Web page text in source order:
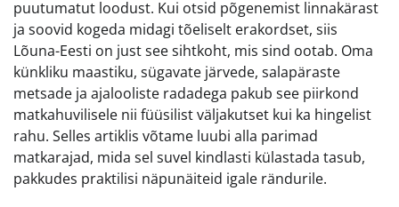
puutumatut loodust. Kui otsid põgenemist linnakärast
ja soovid kogeda midagi tõeliselt erakordset, siis
Lõuna-Eesti on just see sihtkoht, mis sind ootab. Oma
künkliku maastiku, sügavate järvede, salapäraste
metsade ja ajalooliste radadega pakub see piirkond
matkahuvilisele nii füüsilist väljakutset kui ka hingelist
rahu. Selles artiklis võtame luubi alla parimad
matkarajad, mida sel suvel kindlasti külastada tasub,
pakkudes praktilisi näpunäiteid igale rändurile.